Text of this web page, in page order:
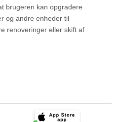
brugeren kan opgradere
og andre enheder til
renoveringer eller skift af